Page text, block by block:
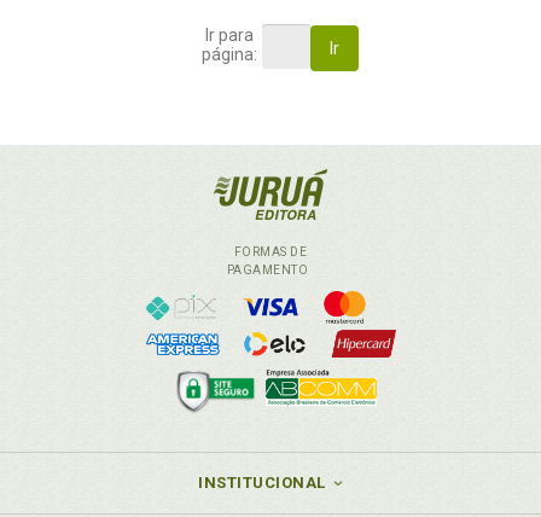
Ir para
página:
Ir
FORMAS DE
PAGAMENTO
INSTITUCIONAL